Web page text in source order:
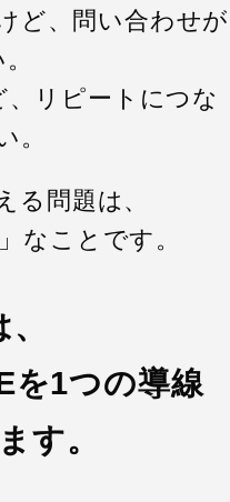
ど、問い合わせが
、リピートにつな
。
る問題は、
」なことです。
を1つの導線
す。